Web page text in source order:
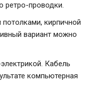
ретро-проводки.
кирпичной
вариант можно
Кабель
компьютерная